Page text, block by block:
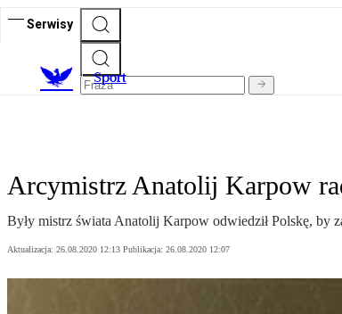
Serwisy
Sport
Arcymistrz Anatolij Karpow
Były mistrz świata Anatolij Karpow odwiedził Polskę, by
Aktualizacja: 26.08.2020 12:13 Publikacja: 26.08.2020 12:07